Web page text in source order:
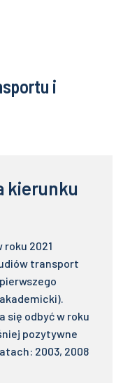
i
kierunku
2021
transport
się odbyć w roku
pozytywne
2003, 2008